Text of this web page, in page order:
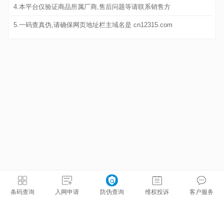
4.本平台仅验证商品所属厂商,售后问题等请联系销售方
5.一码查真伪,请确保网页地址栏主域名是 cn12315.com
条码查询 入网申请 防伪查询 维权投诉 客户服务